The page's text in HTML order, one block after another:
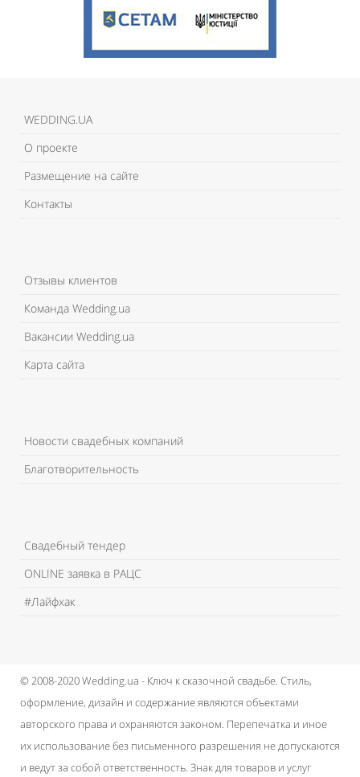
WEDDING.UA
О проекте
Размещение на сайте
Контакты
Отзывы клиентов
Команда Wedding.ua
Вакансии Wedding.ua
Карта сайта
Новости свадебных компаний
Благотворительность
Свадебный тендер
ONLINE заявка в РАЦС
#Лайфхак
© 2008-2020 Wedding.ua - Ключ к сказочной свадьбе. Стиль,
оформление, дизайн и содержание являются объектами
авторского права и охраняются законом. Перепечатка и иное
их использование без письменного разрешения не допускаются
и ведут за собой ответственность. Знак для товаров и услуг